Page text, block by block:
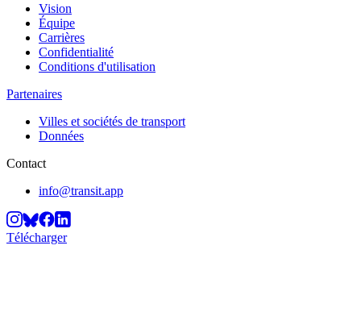
Vision
Équipe
Carrières
Confidentialité
Conditions d'utilisation
Partenaires
Villes et sociétés de transport
Données
Contact
info@transit.app
Télécharger